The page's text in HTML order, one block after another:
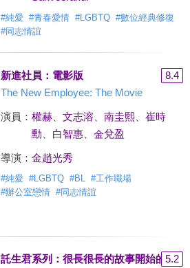
#純愛 #青春愛情 #LGBTQ #數位經典修復
#同志情誼
新進社員：電影版
8.4
The New Employee: The Movie
演員： 權赫、 文志溶 南圭熙、 崔時
勳
白智惠、 金兌盈
導演： 金趙光秀
#純愛 #LGBTQ #BL #工作職場
#辦公室戀情 #同志情誼
託生君系列：很長很長的故事開始的早晨
5.2